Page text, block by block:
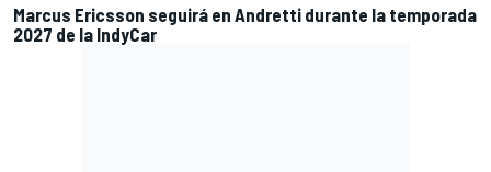
Marcus Ericsson seguirá en Andretti durante la temporada
2027 de la IndyCar